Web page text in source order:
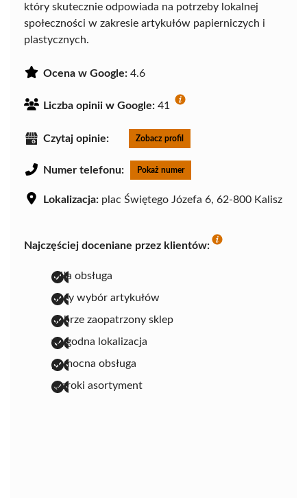
który skutecznie odpowiada na potrzeby lokalnej
społeczności w zakresie artykułów papierniczych i
plastycznych.
Ocena w Google: 4.6
Liczba opinii w Google: 41
Czytaj opinie: Zobacz profil
Numer telefonu: Pokaż numer
Lokalizacja: plac Świętego Józefa 6, 62-800 Kalisz
Najczęściej doceniane przez klientów:
miła obsługa
duży wybór artykułów
dobrze zaopatrzony sklep
wygodna lokalizacja
pomocna obsługa
szeroki asortyment